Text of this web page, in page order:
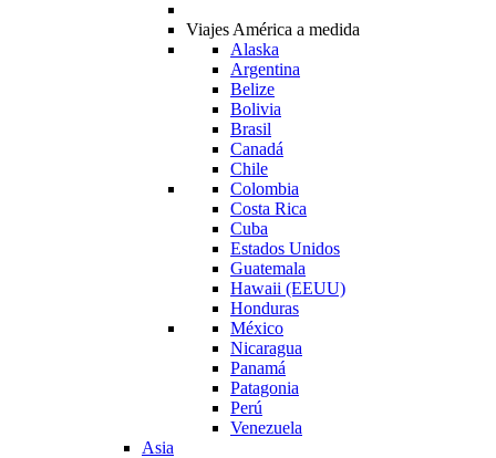
Viajes América a medida
Alaska
Argentina
Belize
Bolivia
Brasil
Canadá
Chile
Colombia
Costa Rica
Cuba
Estados Unidos
Guatemala
Hawaii (EEUU)
Honduras
México
Nicaragua
Panamá
Patagonia
Perú
Venezuela
Asia